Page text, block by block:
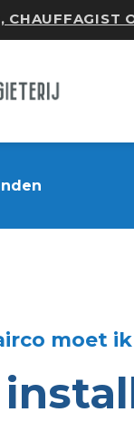
CHAUFFAGIST
moet